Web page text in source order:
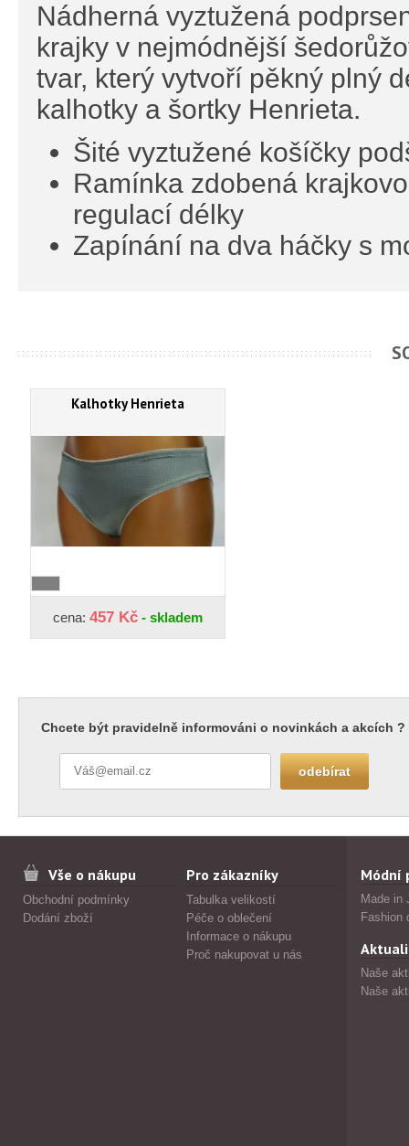
Nádherná vyztužená
krajky v nejmódnější
tvar, který vytvoří pěkný plný
kalhotky a šortky Henrieta.
Šité vyztužené košíčky
Ramínka zdobená
regulací délky
Zapínání na dva háčky s
Kalhotky Henrieta
cena: 457 Kč - skladem
Chcete být pravidelně informováni o novinkách a akcích ?
Vše o nákupu
Obchodní podmínky
Dodání zboží
Pro zákazníky
Tabulka velikostí
Péče o oblečení
Informace o nákupu
Proč nakupovat u nás
Módní
Made in
Fashion
Naše
Naše